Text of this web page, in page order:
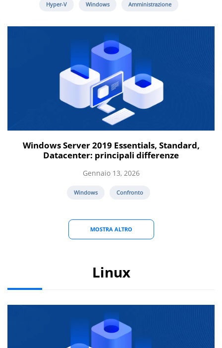
Hyper-V Windows Amministrazione
Windows Server 2019 Essentials, Standard,
Datacenter: principali differenze
Gennaio 13, 2026
Windows Confronto
MOSTRA ALTRO
Linux